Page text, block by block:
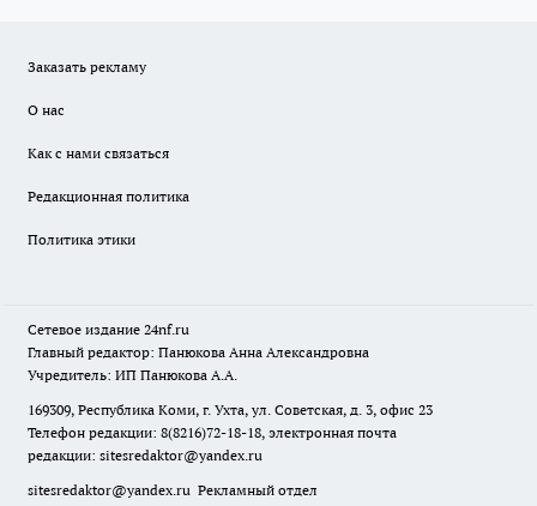
Заказать рекламу
О нас
Как с нами связаться
Редакционная политика
Политика этики
Сетевое издание 24nf.ru
Главный редактор: Панюкова Анна Александровна
Учредитель: ИП Панюкова А.А.
169309, Республика Коми, г. Ухта, ул. Советская, д. 3, офис 23
Телефон редакции: 8(8216)72-18-18, электронная почта
редакции: sitesredaktor@yandex.ru
sitesredaktor@yandex.ru Рекламный отдел